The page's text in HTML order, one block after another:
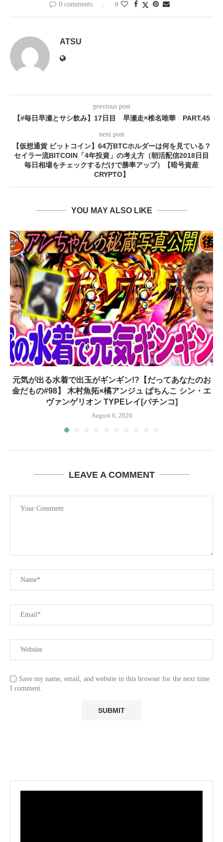
0 comments 0
ATSU
previous post
【#毎日早瀬とサシ飲み】17日目 早瀬走×椎名唯華 PART.45
next post
【仮想通貨 ビットコイン】64万BTCホルダーは何を見ている？
セイラー流BITCOIN「4年投資」の考え方（朝活配信2018日目
毎日相場をチェックするだけで勝率アップ）【暗号資産
CRYPTO】
YOU MAY ALSO LIKE
元気が出る水着で出玉がギンギン!?【だってあなたのお
金だもの#98】 木村魚拓×橘アンジュ ぱちんこ シン・エ
ヴァンゲリオン TYPEレイ[パチンコ]
August 6, 2026
LEAVE A COMMENT
Save my name, email, and website in this browser for the next time
I comment.